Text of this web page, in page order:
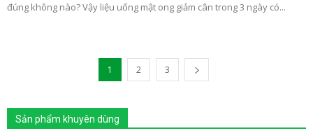
đúng không nào? Vậy liệu uống mật ong giảm cân trong 3 ngày có...
1 2 3
Sản phẩm khuyên dùng